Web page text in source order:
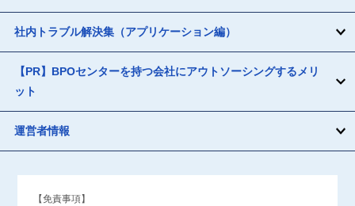
社内トラブル解決集（アプリケーション編）
【PR】BPOセンターを持つ会社にアウトソーシングするメリ
ット
運営者情報
【免責事項】